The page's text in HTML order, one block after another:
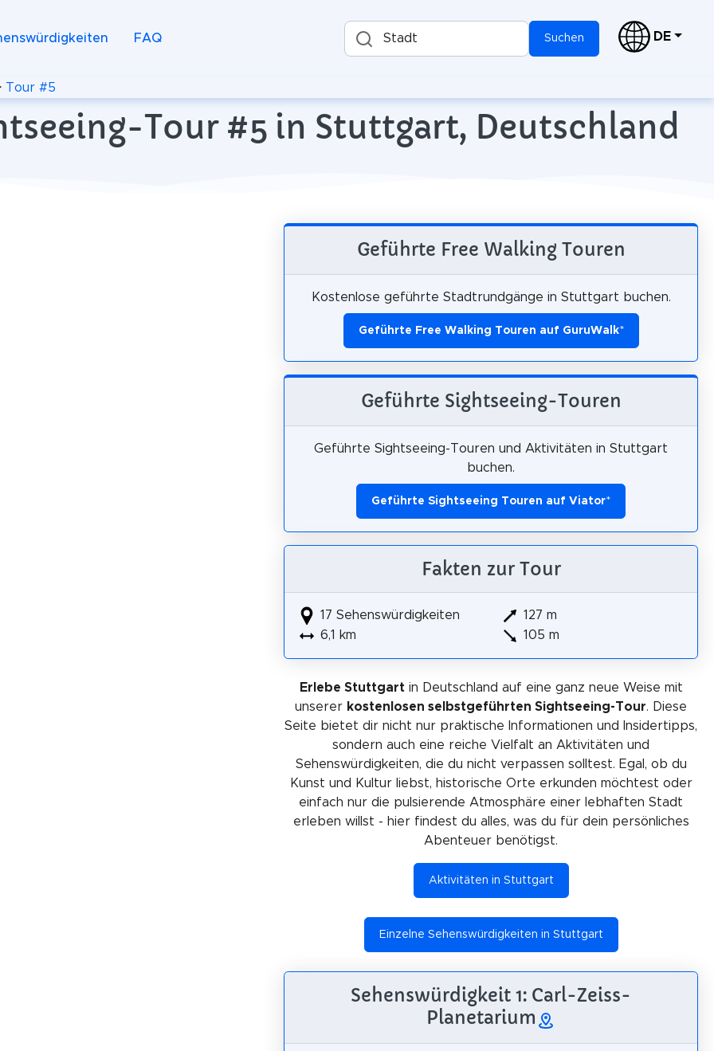
FAQ Stadt Suchen DE
Tour #5
Tour #5 in Stuttgart, Deutschland
Geführte Free Walking Touren
Kostenlose geführte Stadtrundgänge in Stuttgart buchen.
Geführte Free Walking Touren auf GuruWalk*
Geführte Sightseeing-Touren
Geführte Sightseeing-Touren und Aktivitäten in Stuttgart
buchen.
Geführte Sightseeing Touren auf Viator*
Fakten zur Tour
17 Sehenswürdigkeiten
6,1 km
127 m
105 m
Erlebe Stuttgartin Deutschland auf eine ganz neue Weise mit
unserer kostenlosen selbstgeführten Sightseeing-Tour. Diese
Seite bietet dir nicht nur praktische Informationen und Insidertipps,
sondern auch eine reiche Vielfalt an Aktivitäten und
Sehenswürdigkeiten, die du nicht verpassen solltest. Egal, ob du
Kunst und Kultur liebst, historische Orte erkunden möchtest oder
einfach nur die pulsierende Atmosphäre einer lebhaften Stadt
erleben willst - hier findest du alles, was du für dein persönliches
Abenteuer benötigst.
Aktivitäten in Stuttgart
Einzelne Sehenswürdigkeiten in Stuttgart
Sehenswürdigkeit 1: Carl-Zeiss-
Planetarium